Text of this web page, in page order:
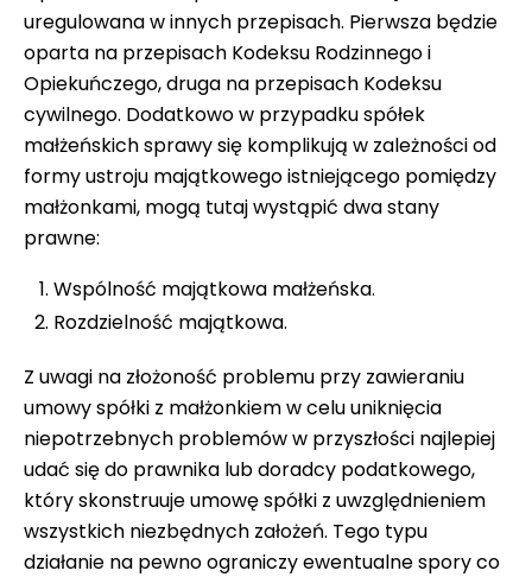
uregulowana w innych przepisach. Pierwsza będzie
oparta na przepisach Kodeksu Rodzinnego i
Opiekuńczego, druga na przepisach Kodeksu
cywilnego. Dodatkowo w przypadku spółek
małżeńskich sprawy się komplikują w zależności od
formy ustroju majątkowego istniejącego pomiędzy
małżonkami, mogą tutaj wystąpić dwa stany
prawne:
Wspólność majątkowa małżeńska.
Rozdzielność majątkowa.
Z uwagi na złożoność problemu przy zawieraniu
umowy spółki z małżonkiem w celu uniknięcia
niepotrzebnych problemów w przyszłości najlepiej
udać się do prawnika lub doradcy podatkowego,
który skonstruuje umowę spółki z uwzględnieniem
wszystkich niezbędnych założeń. Tego typu
działanie na pewno ograniczy ewentualne spory co